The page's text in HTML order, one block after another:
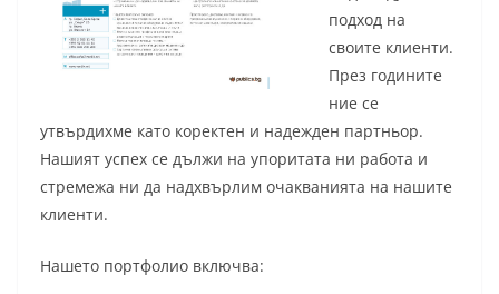
подход на
своите клиенти.
През годините
ние се
утвърдихме като коректен и надежден партньор.
Нашият успех се дължи на упоритата ни работа и
стремежа ни да надхвърлим очакванията на нашите
клиенти.
Нашето портфолио включва: